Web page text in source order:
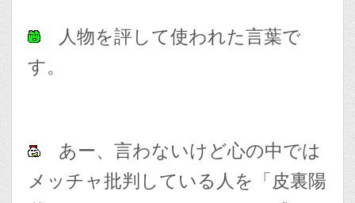
人物を評して使われた言葉で
す。
あー、言わないけど心の中では
メッチャ批判している人を「皮裏陽